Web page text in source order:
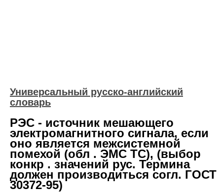
Универсальный русско-английский
словарь
РЭС - источник мешающего
электромагнитного сигнала, если
оно является межсистемной
помехой (обл . ЭМС ТС), (выбор
конкр . значений рус. Термина
должен производиться согл. ГОСТ
30372-95)